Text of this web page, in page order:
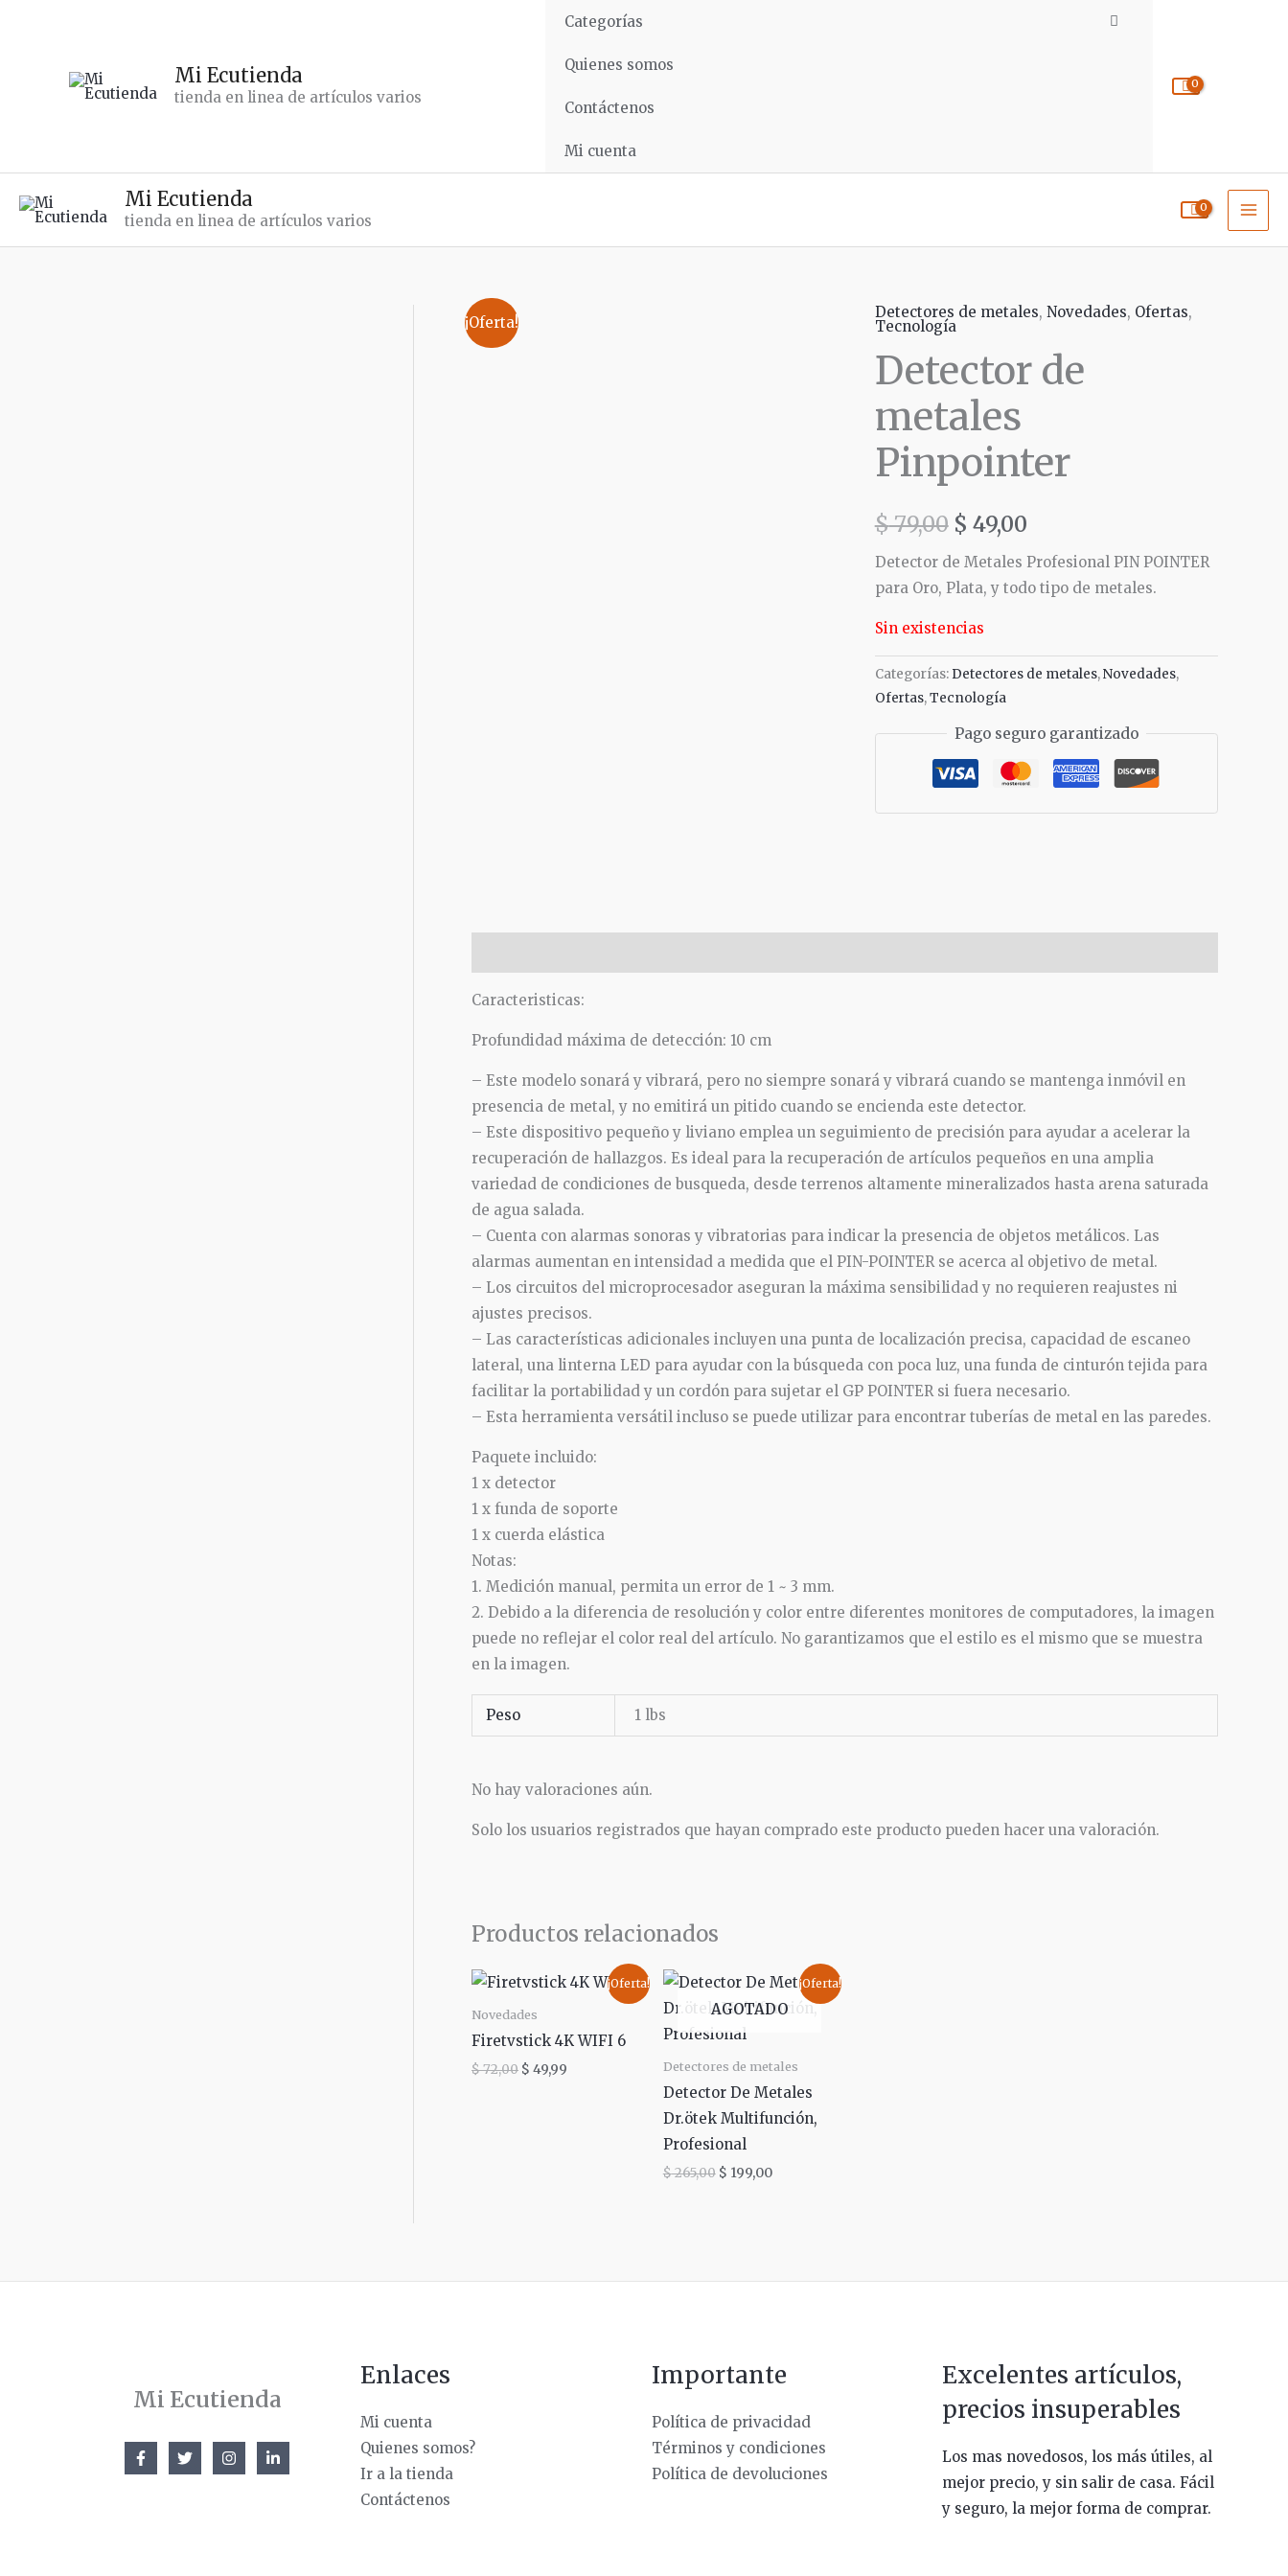
Mi Ecutienda
tienda en linea de artículos varios
Categorías
Quienes somos
Contáctenos
Mi cuenta
Mi Ecutienda
tienda en linea de artículos varios
¡Oferta!
Detectores de metales, Novedades, Ofertas,
Tecnología
Detector de
metales
Pinpointer
$79,00
El
precio
original
era:
$ 79,00.
$ 49,00
El
precio
$ 49,00.
Detector de Metales Profesional PIN POINTER
para Oro, Plata, y todo tipo de metales.
Sin existencias
Categorías: Detectores de metales,Novedades,
Ofertas,Tecnología
Pago seguro garantizado
Caracteristicas:
Profundidad máxima de detección: 10 cm
– Este modelo sonará y vibrará, pero no siempre sonará y vibrará cuando se mantenga inmóvil en
presencia de metal, y no emitirá un pitido cuando se encienda este detector.
– Este dispositivo pequeño y liviano emplea un seguimiento de precisión para ayudar a acelerar la
recuperación de hallazgos. Es ideal para la recuperación de artículos pequeños en una amplia
variedad de condiciones de busqueda, desde terrenos altamente mineralizados hasta arena saturada
de agua salada.
– Cuenta con alarmas sonoras y vibratorias para indicar la presencia de objetos metálicos. Las
alarmas aumentan en intensidad a medida que el PIN-POINTER se acerca al objetivo de metal.
– Los circuitos del microprocesador aseguran la máxima sensibilidad y no requieren reajustes ni
ajustes precisos.
– Las características adicionales incluyen una punta de localización precisa, capacidad de escaneo
lateral, una linterna LED para ayudar con la búsqueda con poca luz, una funda de cinturón tejida para
facilitar la portabilidad y un cordón para sujetar el GP POINTER si fuera necesario.
– Esta herramienta versátil incluso se puede utilizar para encontrar tuberías de metal en las paredes.
Paquete incluido:
1 x detector
1 x funda de soporte
1 x cuerda elástica
Notas:
1. Medición manual, permita un error de 1 ~ 3 mm.
2. Debido a la diferencia de resolución y color entre diferentes monitores de computadores, la imagen
puede no reflejar el color real del artículo. No garantizamos que el estilo es el mismo que se muestra
en la imagen.
Peso 1 lbs
No hay valoraciones aún.
Solo los usuarios registrados que hayan comprado este producto pueden hacer una valoración.
Productos relacionados
¡Oferta!
Novedades
Firetvstick 4K WIFI 6
$72,00
El
precio
original
$ 72,00.
$ 49,99
El
precio
$ 49,99.
¡Oferta!
AGOTADO
Detectores de metales
Detector De Metales
Dr.ötek Multifunción,
Profesional
$265,00
El
precio
original
$ 265,00.
$ 199,00
El
precio
actual
Mi Ecutienda
Enlaces
Mi cuenta
Quienes somos?
Ir a la tienda
Contáctenos
Importante
Política de privacidad
Términos y condiciones
Política de devoluciones
Excelentes artículos,
precios insuperables
Los mas novedosos, los más útiles, al
mejor precio, y sin salir de casa. Fácil
y seguro, la mejor forma de comprar.